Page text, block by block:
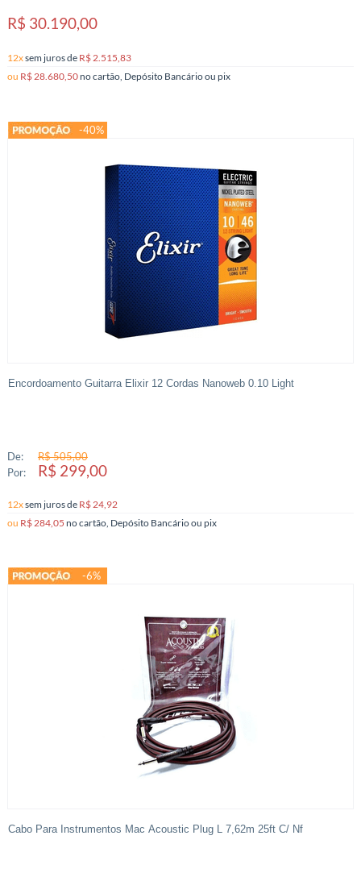
R$ 30.190,00
12xsem jurosde R$ 2.515,83
ou R$ 28.680,50 no cartão, Depósito Bancário ou pix
-40%
Encordoamento Guitarra Elixir 12 Cordas Nanoweb 0.10 Light
De:
R$ 505,00
Por:
R$ 299,00
12xsem jurosde R$ 24,92
ou R$ 284,05 no cartão, Depósito Bancário ou pix
-6%
Cabo Para Instrumentos Mac Acoustic Plug L 7,62m 25ft C/ Nf